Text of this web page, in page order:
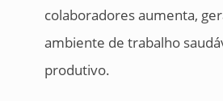
colaboradores aumenta,
ambiente de trabalho
produtivo.